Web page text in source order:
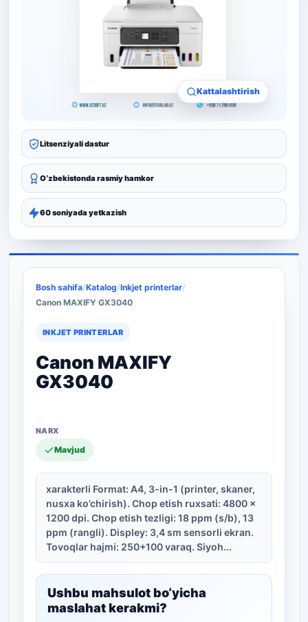
Kattalashtirish
Litsenziyali dastur
Oʻzbekistonda rasmiy hamkor
60 soniyada yetkazish
Bosh sahifa/Katalog/Inkjet printerlar/
Canon MAXIFY GX3040
INKJET PRINTERLAR
Canon MAXIFY
GX3040
Mavjud
xarakterli Format: A4, 3-in-1 (printer, skaner,
nusxa ko’chirish). Chop etish ruxsati: 4800 x
1200 dpi. Chop etish tezligi: 18 ppm (s/b), 13
ppm (rangli). Displey: 3,4 sm sensorli ekran.
Tovoqlar hajmi: 250+100 varaq. Siyoh...
Ushbu mahsulot bo‘yicha
maslahat kerakmi?